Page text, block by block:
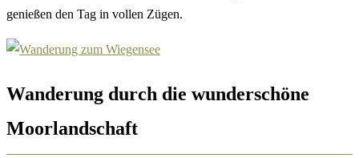
genießen den Tag in vollen Zügen.
Wanderung durch die wunderschöne
Moorlandschaft